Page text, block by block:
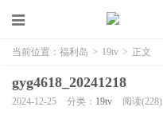
当前位置： 福利岛 > 19tv > 正文
gyg4618_20241218
2024-12-25 分类： 19tv 阅读(228)